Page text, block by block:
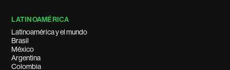
LATINOAMÉRICA
Latinoamérica y el mundo
Brasil
México
Argentina
Colombia